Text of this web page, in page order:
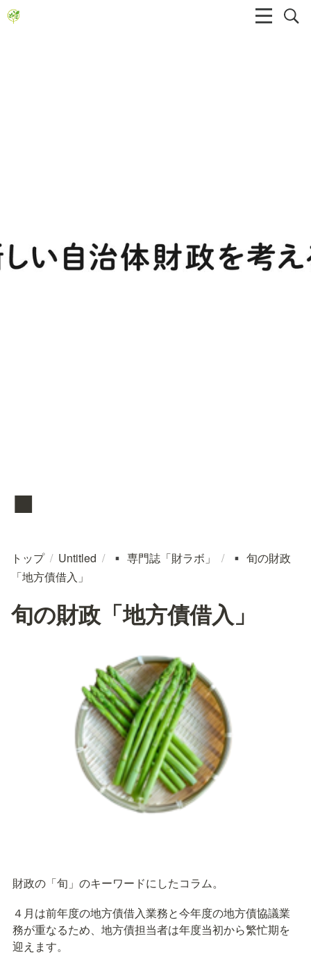
▪️
トップ / Untitled / ▪️ 専門誌「財ラボ」 / ▪️ 旬の財政
「地方債借入」
旬の財政「地方債借入」
財政の「旬」のキーワードにしたコラム。
４月は前年度の地方債借入業務と今年度の地方債協議業
務が重なるため、地方債担当者は年度当初から繁忙期を
迎えます。